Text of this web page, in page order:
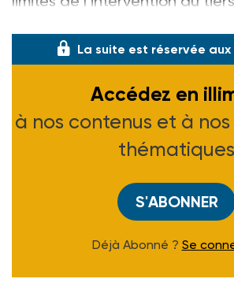
La suite est réservée
Accédez en
à nos contenus et à
thématiques
S'ABONNER
Déjà Abonné ? Se